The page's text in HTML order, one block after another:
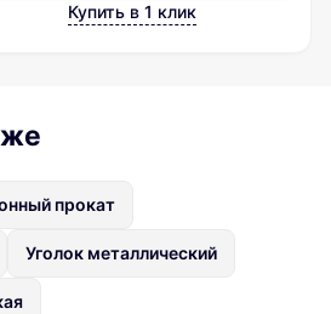
Купить в 1 клик
прокат
Уголок металлический